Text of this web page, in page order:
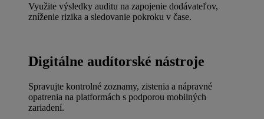
Využite výsledky auditu na zapojenie dodávateľov,
zníženie rizika a sledovanie pokroku v čase.
Digitálne audítorské nástroje
Spravujte kontrolné zoznamy, zistenia a nápravné
opatrenia na platformách s podporou mobilných
zariadení.